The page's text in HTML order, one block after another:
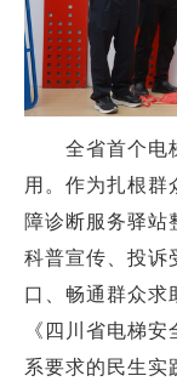
全省首个电梯
用。作为扎根群
障诊断服务驿站
科普宣传、投诉
口、畅通群众求
《四川省电梯
系要求的民生实